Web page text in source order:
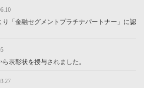
「金融セグメントプラチナパートナー」に認
表彰状を授与されました。